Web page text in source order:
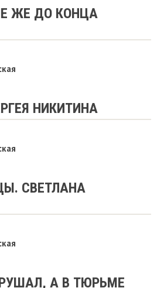
ЖЕ ДО КОНЦА
НИКИТИНА
СВЕТЛАНА
А В ТЮРЬМЕ